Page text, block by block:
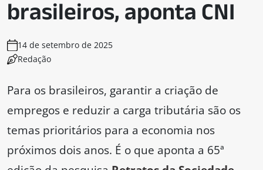
brasileiros, aponta CNI
14 de setembro de 2025
Redação
Para os brasileiros, garantir a criação de
empregos e reduzir a carga tributária são os
temas prioritários para a economia nos
próximos dois anos. É o que aponta a 65ª